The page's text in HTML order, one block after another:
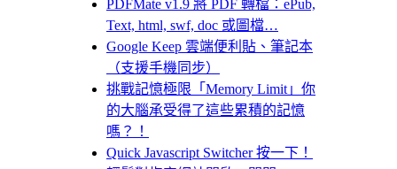
PDFMate v1.9 將 PDF 轉檔：ePub,
Text, html, swf, doc 或圖檔…
Google Keep 雲端便利貼、筆記本
（支援手機同步）
挑戰記憶極限「Memory Limit」你
的大腦承受得了這些累積的記憶
嗎？！
Quick Javascript Switcher 按一下！